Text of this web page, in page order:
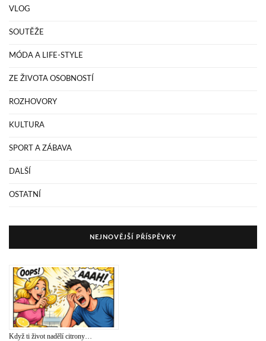
VLOG
SOUTĚŽE
MÓDA A LIFE-STYLE
ZE ŽIVOTA OSOBNOSTÍ
ROZHOVORY
KULTURA
SPORT A ZÁBAVA
DALŠÍ
OSTATNÍ
NEJNOVĚJŠÍ PŘÍSPĚVKY
Když ti život nadělí citrony…